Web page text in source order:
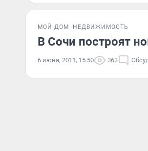
МОЙ ДОМ НЕДВИЖИМОСТЬ
В Сочи построят
6 июня, 2011, 15:50 363